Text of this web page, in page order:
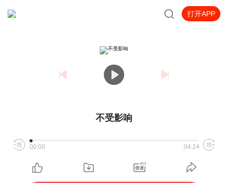
打开APP
不受影响
00:00 04:24